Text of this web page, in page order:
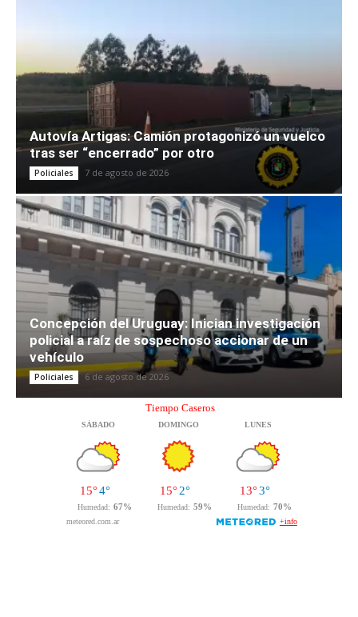
Autovía Artigas: Camión protagonizó un vuelco
tras ser “encerrado” por otro
Policiales 7 de agosto de 2026
Concepción del Uruguay: Inician investigación
policial a raíz de sospechoso accionar de un
vehículo
Policiales 6 de agosto de 2026